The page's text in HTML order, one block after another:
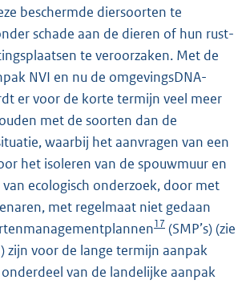
beschermde diersoorten te
schade aan de dieren of hun rust-
te veroorzaken. Met de
NVI en nu de omgevingsDNA-
er voor de korte termijn veel meer
met de soorten dan de
waarbij het aanvragen van een
het isoleren van de spouwmuur en
ecologisch onderzoek, door met
met regelmaat niet gedaan
17 (SMP’s) (zie
zijn voor de lange termijn aanpak
onderdeel van de landelijke aanpak